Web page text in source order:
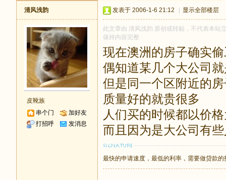
清风浅韵
皮靴族
串个门
加好友
打招呼
发消息
发表于 2006-1-6 21:12 显示全部楼层
此文章由 清风浅韵 原创或转贴，不代表本站
保持内容完整
现在澳洲的房子确实
偶知道某几个大公司
但是同一个区附近的
质量好的就贵很多
人们买的时候都以价
而且因为是大公司有
最快的申请速度，最低的利率，需要做贷款